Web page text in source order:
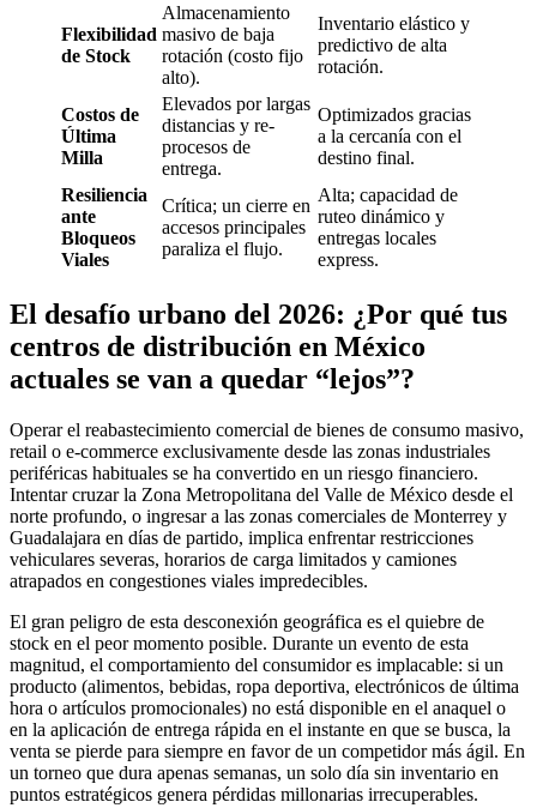
Flexibilidad
de Stock
Almacenamiento
masivo de baja
rotación (costo fijo
alto).
Inventario elástico y
predictivo de alta
rotación.
Costos de
Última
Milla
Elevados por largas
distancias y re-
procesos de
entrega.
Optimizados gracias
a la cercanía con el
destino final.
Resiliencia
ante
Bloqueos
Viales
Crítica; un cierre en
accesos principales
paraliza el flujo.
Alta; capacidad de
ruteo dinámico y
entregas locales
express.
El desafío urbano del 2026: ¿Por qué tus
centros de distribución en México
actuales se van a quedar “lejos”?
Operar el reabastecimiento comercial de bienes de consumo masivo,
retail o e-commerce exclusivamente desde las zonas industriales
periféricas habituales se ha convertido en un riesgo financiero.
Intentar cruzar la Zona Metropolitana del Valle de México desde el
norte profundo, o ingresar a las zonas comerciales de Monterrey y
Guadalajara en días de partido, implica enfrentar restricciones
vehiculares severas, horarios de carga limitados y camiones
atrapados en congestiones viales impredecibles.
El gran peligro de esta desconexión geográfica es el quiebre de
stock en el peor momento posible. Durante un evento de esta
magnitud, el comportamiento del consumidor es implacable: si un
producto (alimentos, bebidas, ropa deportiva, electrónicos de última
hora o artículos promocionales) no está disponible en el anaquel o
en la aplicación de entrega rápida en el instante en que se busca, la
venta se pierde para siempre en favor de un competidor más ágil. En
un torneo que dura apenas semanas, un solo día sin inventario en
puntos estratégicos genera pérdidas millonarias irrecuperables.